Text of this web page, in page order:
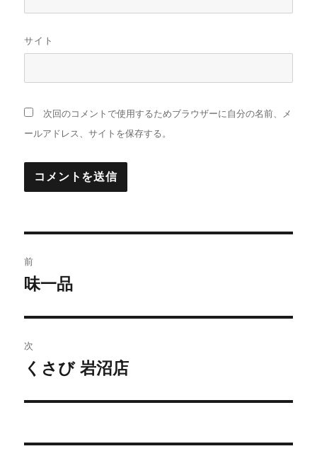
サイト
次回のコメントで使用するためブラウザーに自分の名前、メ
ールアドレス、サイトを保存する。
稿
ビ
ゲ
ー
前
前
投
稿:
味一品
次
次
投
くさび 岩沼店